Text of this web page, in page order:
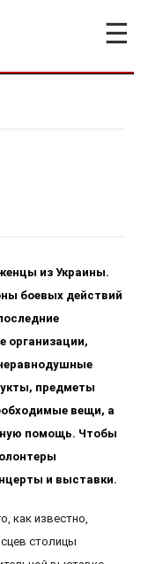
☰
из Украины.
боевых действий
организации,
предметы
вещи, а
помощь. Чтобы
и выставки.
как известно,
столицы